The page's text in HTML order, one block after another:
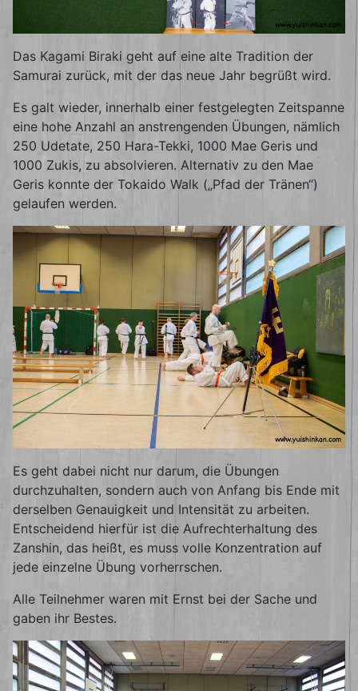
Das Kagami Biraki geht auf eine alte Tradition der
Samurai zurück, mit der das neue Jahr begrüßt wird.
Es galt wieder, innerhalb einer festgelegten Zeitspanne
eine hohe Anzahl an anstrengenden Übungen, nämlich
250 Udetate, 250 Hara-Tekki, 1000 Mae Geris und
1000 Zukis, zu absolvieren. Alternativ zu den Mae
Geris konnte der Tokaido Walk („Pfad der Tränen“)
gelaufen werden.
Es geht dabei nicht nur darum, die Übungen
durchzuhalten, sondern auch von Anfang bis Ende mit
derselben Genauigkeit und Intensität zu arbeiten.
Entscheidend hierfür ist die Aufrechterhaltung des
Zanshin, das heißt, es muss volle Konzentration auf
jede einzelne Übung vorherrschen.
Alle Teilnehmer waren mit Ernst bei der Sache und
gaben ihr Bestes.